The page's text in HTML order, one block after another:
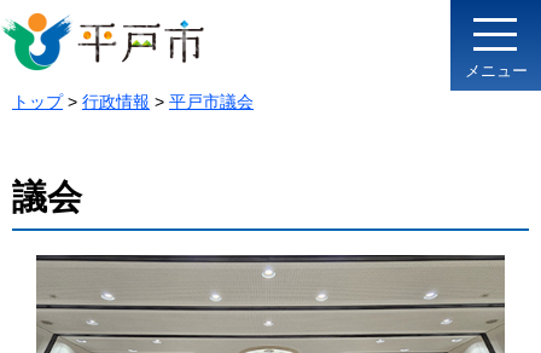
メニュー
トップ> 行政情報 > 平戸市議会
議会